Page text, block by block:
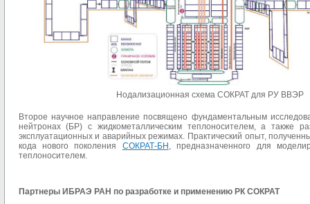
Нодализационная схема СОКРАТ для РУ ВВЭР
Второе научное направление посвящено фундаментальным
нейтронах (БР) с жидкометаллическим теплоносителем, а также
эксплуатационных и аварийных режимах. Практический опыт,
кода нового поколения СОКРАТ-БН , предназначенного для
теплоносителем.
Партнеры ИБРАЭ РАН по разработке и применению РК СОКРАТ